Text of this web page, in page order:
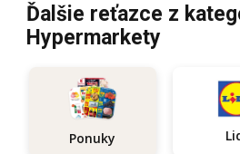
Ďalšie reťazce z
Hypermarkety
Ponuky